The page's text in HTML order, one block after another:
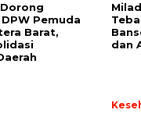
Pemuda
Barat,
dan